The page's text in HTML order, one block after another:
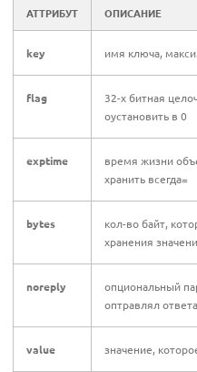
АТТРИБУТ ОПИСАНИЕ
key имя ключа,
flag
32-х битная
оустановить в 0
exptime
время жизни
хранить всегда=
bytes
кол-во байт,
хранения
noreply
опциональный
оптравлял
value значение,